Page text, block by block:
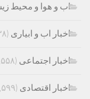
اب و هوا و محیط
اخبار اب و ابیاری (۲۳۸)
اخبار اجتماعی (۹,۵۵۸)
اخبار اقتصادی (۳,۵۹۹)